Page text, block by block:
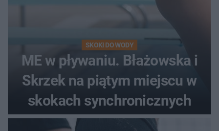
SKOKI DO WODY
ME w pływaniu. Błażowska i
Skrzek na piątym miejscu w
skokach synchronicznych